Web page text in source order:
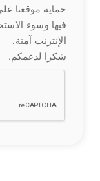
حماية موقعنا
فيها وسوء
الإنترنت آمنة.
شكرا لدعمكم.